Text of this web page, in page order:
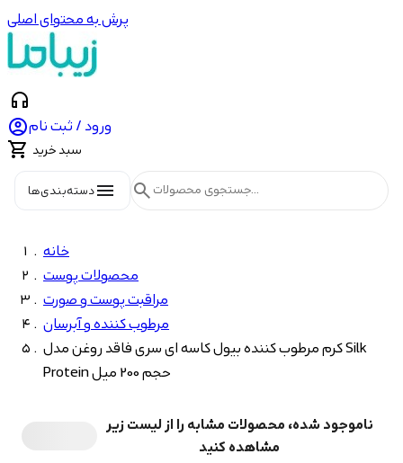
پرش به محتوای اصلی
headphones
ورود / ثبت نام
 سبد خرید
menuدسته‌بندی‌ها search
خانه
محصولات پوست
مراقبت پوست و صورت
مرطوب کننده و آبرسان
کرم مرطوب کننده بیول کاسه ای سری فاقد روغن مدل Silk
Protein حجم 200 میل
ناموجود شده، محصولات مشابه را از لیست زیر
مشاهده کنید